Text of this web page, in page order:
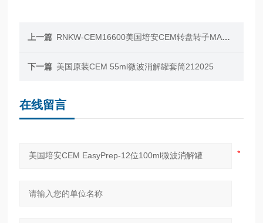
上一篇 RNKW-CEM16600美国培安CEM转盘转子MARS6 40位货号16600
下一篇 美国原装CEM 55ml微波消解罐套筒212025
在线留言